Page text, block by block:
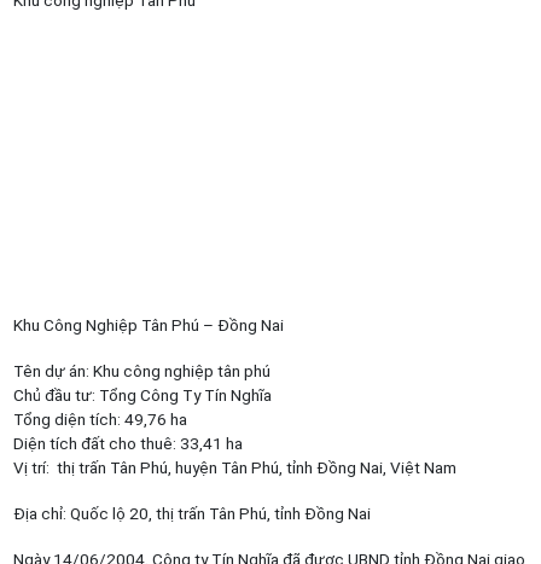
Khu Công Nghiệp Tân Phú – Đồng Nai
Tên dự án: Khu công nghiệp tân phú
Chủ đầu tư: Tổng Công Ty Tín Nghĩa
Tổng diện tích: 49,76 ha
Diện tích đất cho thuê: 33,41 ha
Vị trí: thị trấn Tân Phú, huyện Tân Phú, tỉnh Đồng Nai, Việt Nam
Địa chỉ: Quốc lộ 20, thị trấn Tân Phú, tỉnh Đồng Nai
Ngày 14/06/2004, Công ty Tín Nghĩa đã được UBND tỉnh Đồng Nai giao